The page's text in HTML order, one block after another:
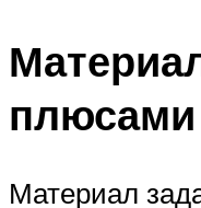
Материал